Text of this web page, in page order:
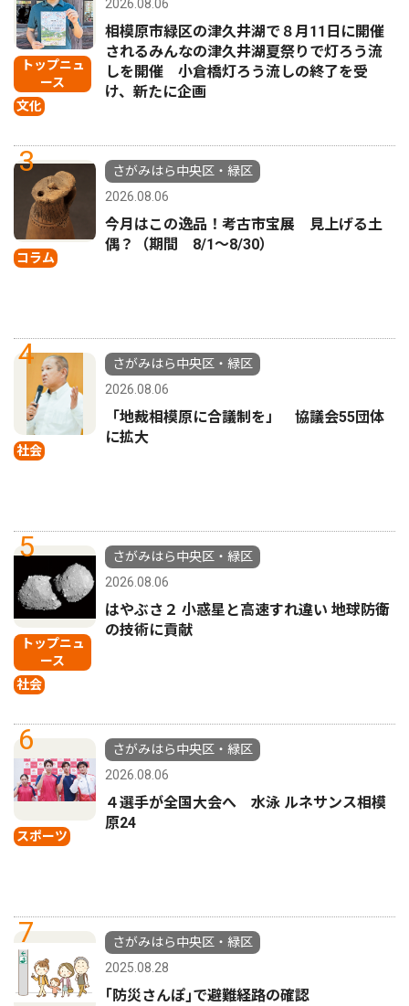
トップニュ
ース
文化
2026.08.06
相模原市緑区の津久井湖で８月11日に開催
されるみんなの津久井湖夏祭りで灯ろう流
しを開催 小倉橋灯ろう流しの終了を受
け、新たに企画
3
コラム
さがみはら中央区・緑区
2026.08.06
今月はこの逸品！考古市宝展 見上げる土
偶？（期間 8/1〜8/30）
4
社会
さがみはら中央区・緑区
2026.08.06
「地裁相模原に合議制を」 協議会55団体
に拡大
5
トップニュ
ース
社会
さがみはら中央区・緑区
2026.08.06
はやぶさ２ 小惑星と高速すれ違い 地球防衛
の技術に貢献
6
スポーツ
さがみはら中央区・緑区
2026.08.06
４選手が全国大会へ 水泳 ルネサンス相模
原24
7
さがみはら中央区・緑区
2025.08.28
｢防災さんぽ｣で避難経路の確認